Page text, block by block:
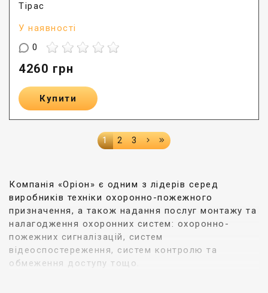
Тірас
У наявності
0
4260 грн
Купити
1 2 3
Компанія «Оріон» є одним з лідерів серед
виробників техніки охоронно-пожежного
призначення, а також надання послуг монтажу та
налагодження охоронних систем: охоронно-
пожежних сигналізацій, систем
відеоспостереження, систем контролю та
обмеження доступу тощо.